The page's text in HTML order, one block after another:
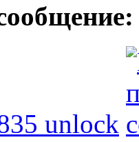
unlock